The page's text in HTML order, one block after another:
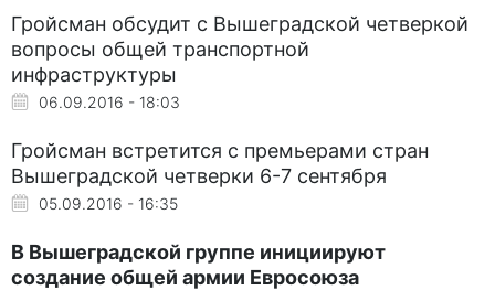
Гройсман обсудит с Вышеградской четверкой
вопросы общей транспортной
инфраструктуры
06.09.2016 - 18:03
Гройсман встретится с премьерами стран
Вышеградской четверки 6-7 сентября
05.09.2016 - 16:35
В Вышеградской группе инициируют
создание общей армии Евросоюза